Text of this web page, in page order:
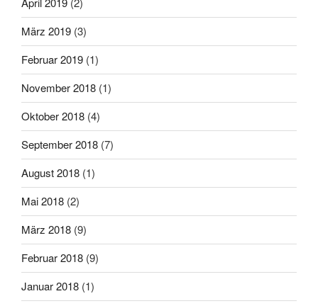
März 2019 (3)
Februar 2019 (1)
November 2018 (1)
Oktober 2018 (4)
September 2018 (7)
August 2018 (1)
Mai 2018 (2)
März 2018 (9)
Februar 2018 (9)
Januar 2018 (1)